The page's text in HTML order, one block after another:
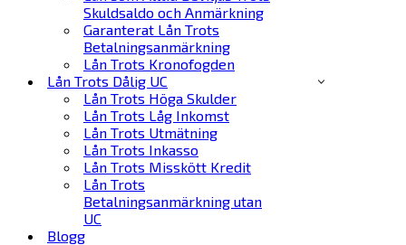
Skuldsaldo och Anmärkning
Garanterat Lån Trots
Betalningsanmärkning
Lån Trots Kronofogden
Lån Trots Dålig UC
Lån Trots Höga Skulder
Lån Trots Låg Inkomst
Lån Trots Utmätning
Lån Trots Inkasso
Lån Trots Misskött Kredit
Lån Trots
Betalningsanmärkning utan
UC
Blogg